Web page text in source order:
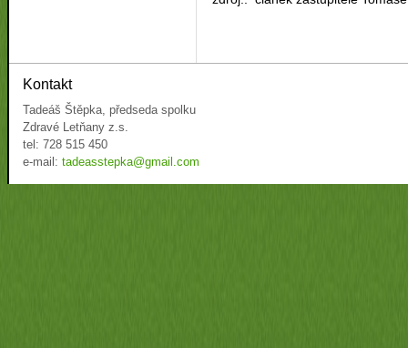
Kontakt
Tadeáš Štěpka, předseda spolku
Zdravé Letňany z.s.
tel: 728 515 450
e-mail: tadeasstepka@gmail.com